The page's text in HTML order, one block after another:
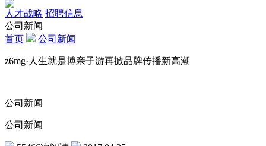
人才战略 招聘信息
公司新闻
首页
公司新闻
z6mg·人生就是博亲子游再掀品牌传播新高潮
公司新闻
公司新闻